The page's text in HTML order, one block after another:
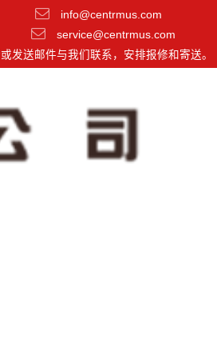
info@centrmus.com
service@centrmus.com
发送邮件与我们联系，安排报修和寄送。